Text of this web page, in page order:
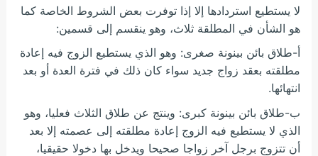
لا يستطيع استردادها إلا إذا توفرت بعض الشروط الخاصة كما
هو الشأن في المطلقة ثلاث، وهو ينقسم إلى قسمين:
أ-طلاق بائن بينونة صغرى: وهو الذي يستطيع الزوج فيه إعادة
مطلقته بعقد زواج جديد سواء كان ذلك في فترة العدة أو بعد
انتهائها.
ب-طلاق بائن بينونة كبرى: وينتج عن طلاق الثلاث فعليا، وهو
الذي لا يستطيع فيه الزوج إعادة مطلقته إلى عصمته إلا بعد
أن تتزوج برجل آخر زواجا صحيحا ويدخل بها دخولا حقيقيا،